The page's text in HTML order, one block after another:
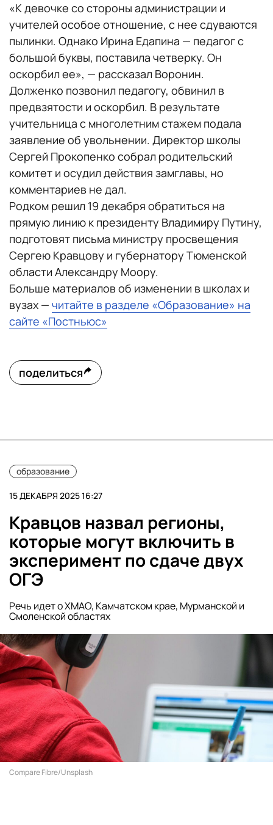
«К девочке со стороны администрации и
учителей особое отношение, с нее сдуваются
пылинки. Однако Ирина Едапина — педагог с
большой буквы, поставила четверку. Он
оскорбил ее», — рассказал Воронин.
Долженко позвонил педагогу, обвинил в
предвзятости и оскорбил. В результате
учительница с многолетним стажем подала
заявление об увольнении. Директор школы
Сергей Прокопенко собрал родительский
комитет и осудил действия замглавы, но
комментариев не дал.
Родком решил 19 декабря обратиться на
прямую линию к президенту Владимиру Путину,
подготовят письма министру просвещения
Сергею Кравцову и губернатору Тюменской
области Александру Моору.
Больше материалов об изменении в школах и
вузах — читайте в разделе «Образование» на
сайте «Постньюс»
поделиться
образование
15 ДЕКАБРЯ 2025 16:27
Кравцов назвал регионы,
которые могут включить в
эксперимент по сдаче двух
ОГЭ
Речь идет о ХМАО, Камчатском крае, Мурманской и
Смоленской областях
Compare Fibre/Unsplash